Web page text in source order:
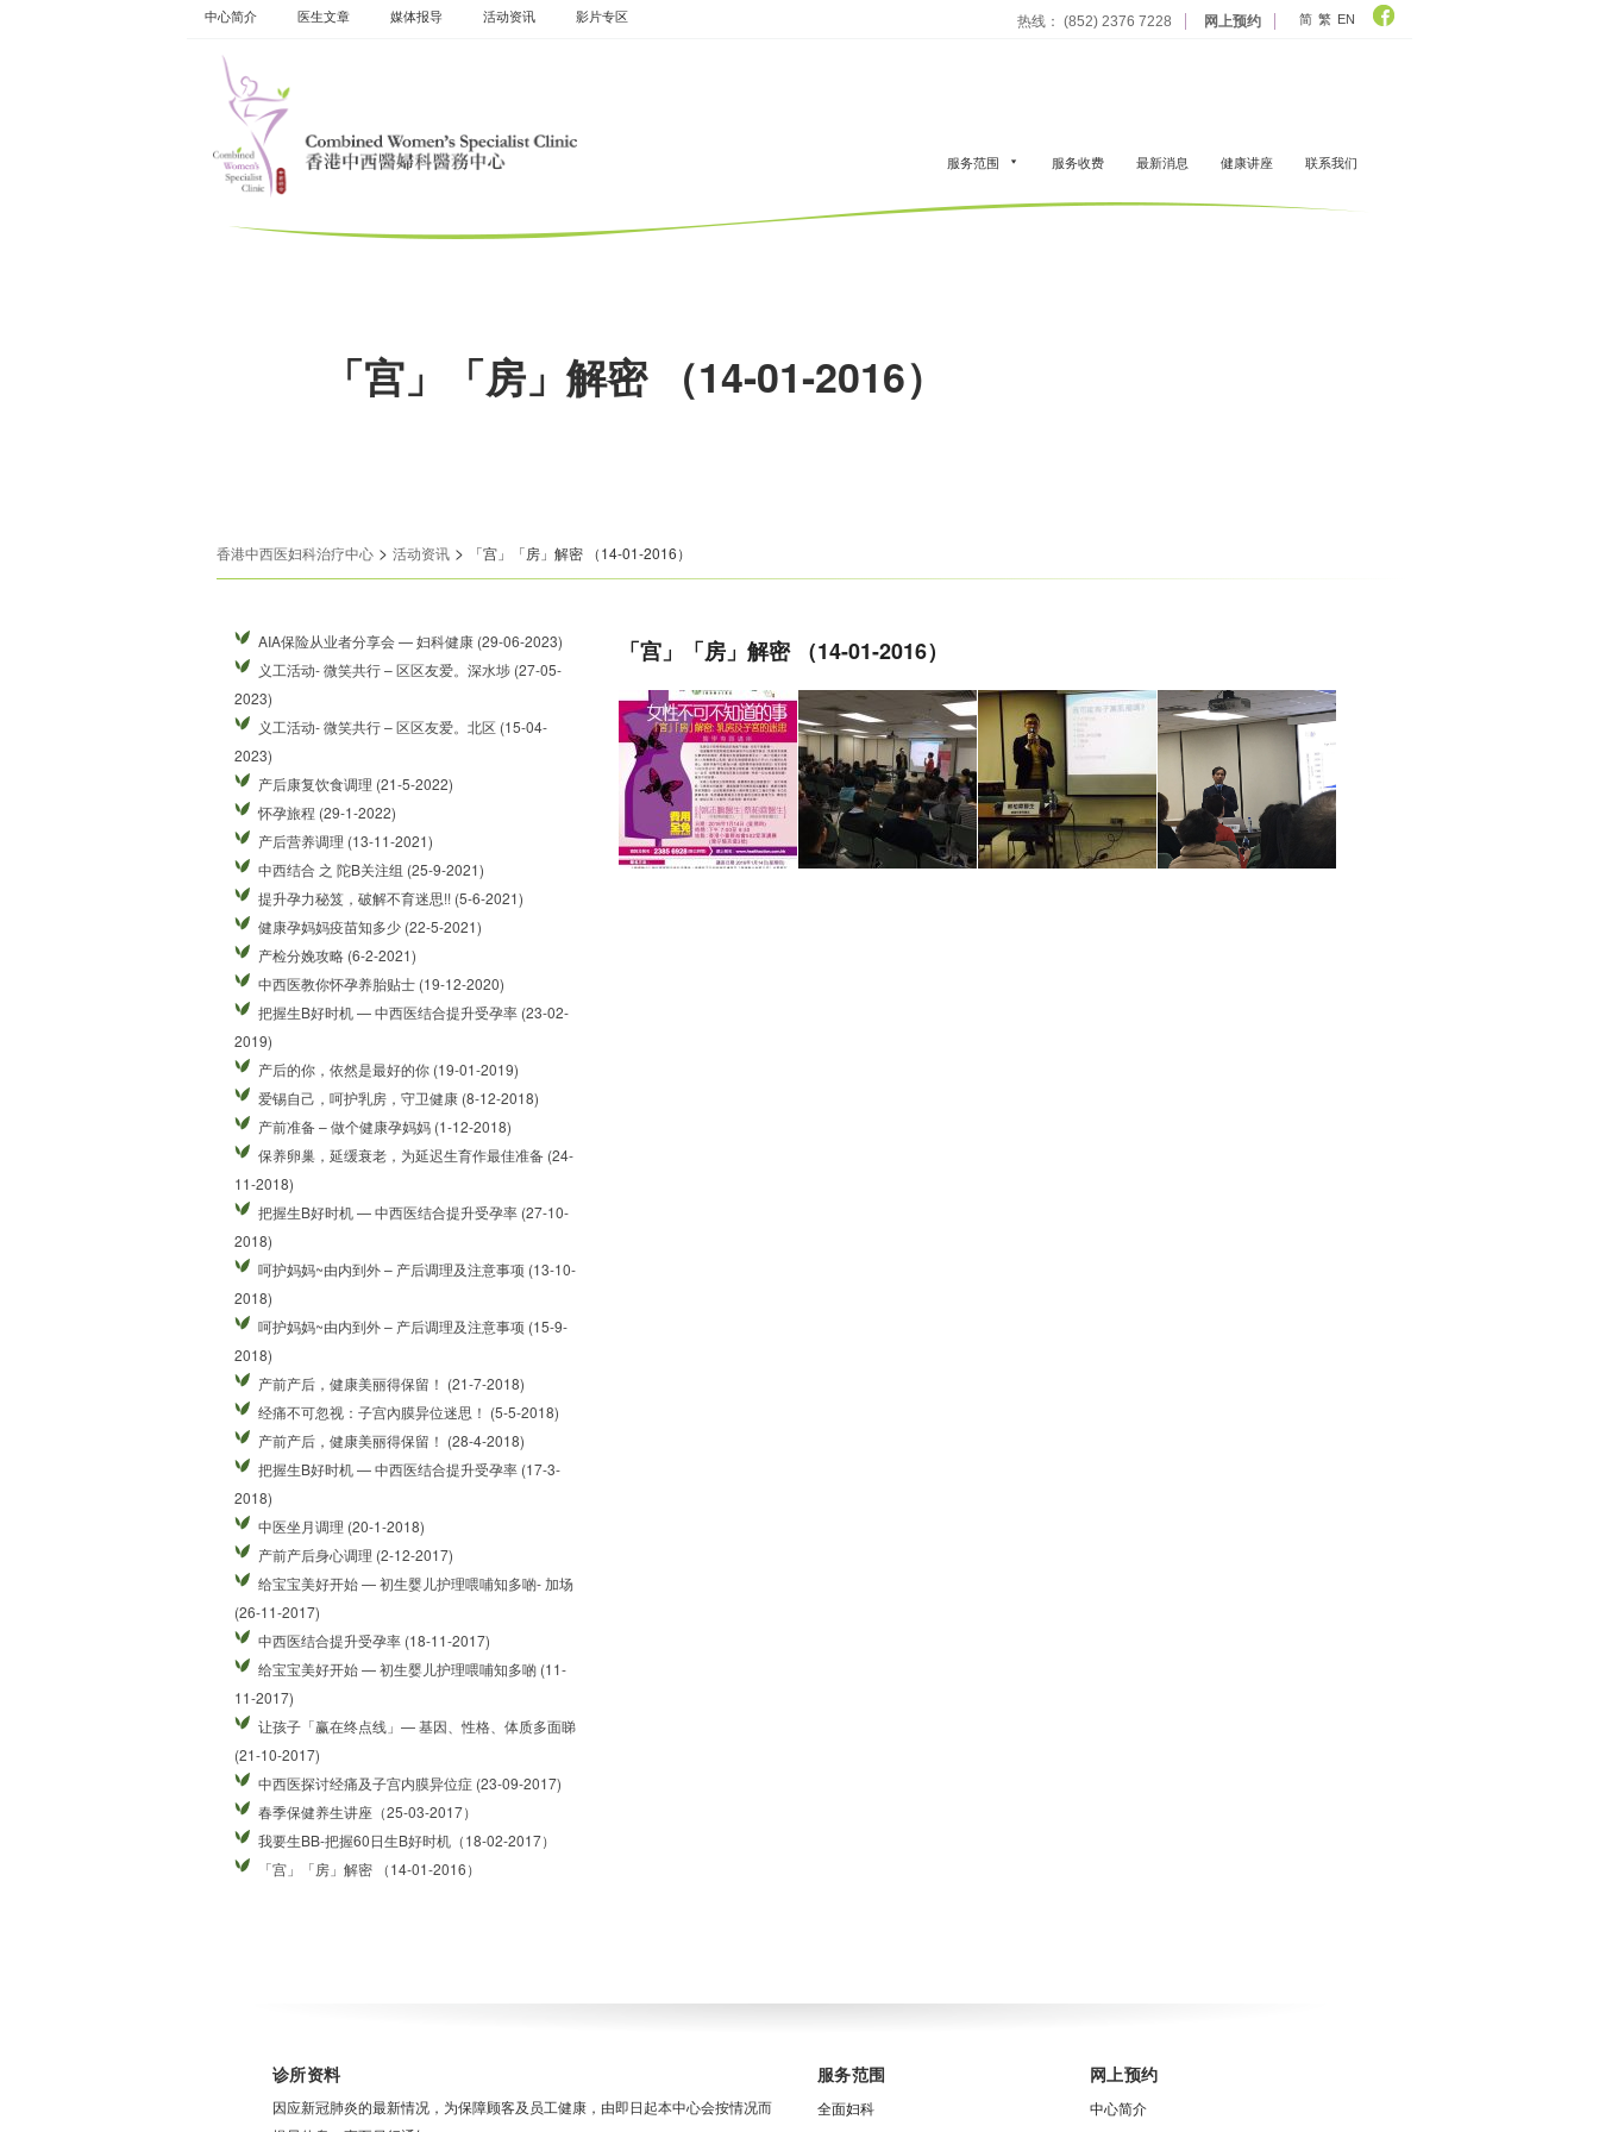
Skip
to
中心简介 医生文章 媒体报导 活动资​​讯 影片专区 热线： (852) 2376 7228 网上预约 简 繁 EN
服务范围 服务收费 最新消息 健康讲座 联系我们
「宫」「房」解密 （14-01-2016）
香港中西医妇科治疗中心 > 活动资​​讯 > 「宫」「房」解密 （14-01-2016）
AIA保险从业者分享会 — 妇科健康 (29-06-2023)
义工活动- 微笑共行 – 区区友爱。深水埗 (27-05-
2023)
义工活动- 微笑共行 – 区区友爱。北区 (15-04-
2023)
产后康复饮食调理 (21-5-2022)
怀孕旅程 (29-1-2022)
产后营养调理 (13-11-2021)
中西结合 之 陀B关注组 (25-9-2021)
提升孕力秘笈，破解不育迷思!! (5-6-2021)
健康孕妈妈疫苗知多少 (22-5-2021)
产检分娩攻略 (6-2-2021)
中西医教你怀孕养胎贴士 (19-12-2020)
把握生B好时机 — 中西医结合提升受孕率 (23-02-
2019)
产后的你，依然是最好的你 (19-01-2019)
爱锡自己，呵护乳房，守卫健康 (8-12-2018)
产前准备 – 做个健康孕妈妈 (1-12-2018)
保养卵巢，延缓衰老，为延迟生育作最佳准备 (24-
11-2018)
把握生B好时机 — 中西医结合提升受孕率 (27-10-
2018)
呵护妈妈~由内到外 – 产后调理及注意事项 (13-10-
2018)
呵护妈妈~由内到外 – 产后调理及注意事项 (15-9-
2018)
产前产后，健康美丽得保留！ (21-7-2018)
经痛不可忽视：子宫內膜异位迷思！ (5-5-2018)
产前产后，健康美丽得保留！ (28-4-2018)
把握生B好时机 — 中西医结合提升受孕率 (17-3-
2018)
中医坐月调理 (20-1-2018)
产前产后身心调理 (2-12-2017)
给宝宝美好开始 — 初生婴儿护理喂哺知多啲- 加场
(26-11-2017)
中西医结合提升受孕率 (18-11-2017)
给宝宝美好开始 — 初生婴儿护理喂哺知多啲 (11-
11-2017)
让孩子「赢在终点线」— 基因、性格、体质多面睇
(21-10-2017)
中西医探讨经痛及子宫内膜异位症 (23-09-2017)
春季保健养生讲座（25-03-2017）
我要生BB-把握60日生B好时机（18-02-2017）
「宫」「房」解密 （14-01-2016）
「宫」「房」解密 （14-01-2016）
诊所资料
因应新冠肺炎的最新情况，为保障顾客及员工健康，由即日起本中心会按情况而
服务范围
全面妇科
网上预约
中心简介